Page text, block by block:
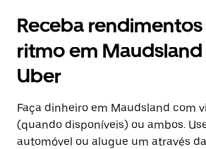
Receba rendimentos
ritmo em
Uber
Faça dinheiro em Maudsland com
(quando disponíveis) ou ambos.
automóvel ou alugue um através